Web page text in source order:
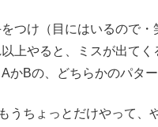
つけ（目にはいるので
上やると、ミスが出てく
かBの、どちらかのパター
うちょっとだけやって、